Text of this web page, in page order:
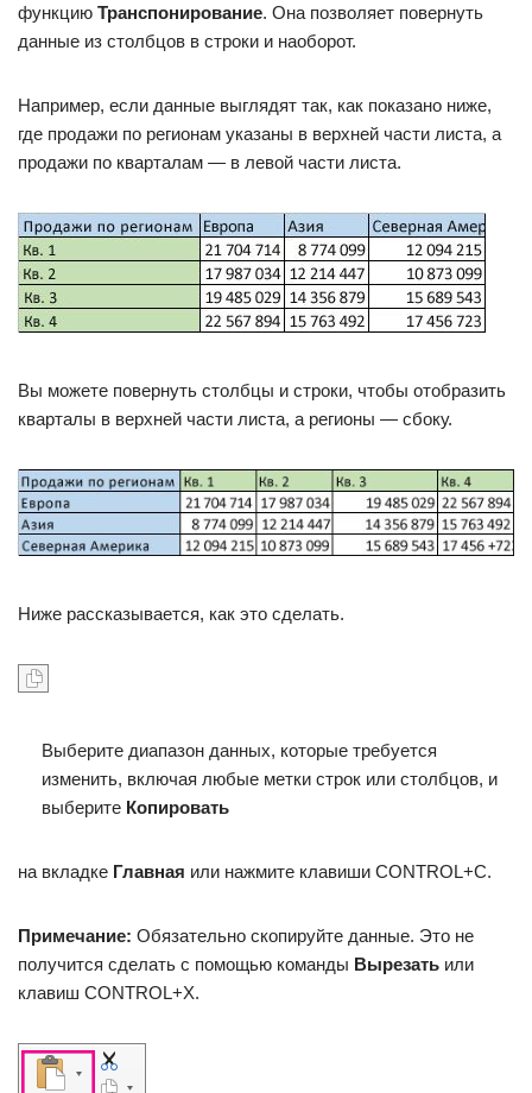
функцию Транспонирование. Она позволяет повернуть
данные из столбцов в строки и наоборот.
Например, если данные выглядят так, как показано ниже,
где продажи по регионам указаны в верхней части листа, а
продажи по кварталам — в левой части листа.
Вы можете повернуть столбцы и строки, чтобы отобразить
кварталы в верхней части листа, а регионы — сбоку.
Ниже рассказывается, как это сделать.
Выберите диапазон данных, которые требуется
изменить, включая любые метки строк или столбцов, и
выберите Копировать
на вкладке Главная или нажмите клавиши CONTROL+C.
Примечание: Обязательно скопируйте данные. Это не
получится сделать с помощью команды Вырезать или
клавиш CONTROL+X.